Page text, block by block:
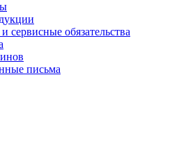
сервисные обязательства
письма